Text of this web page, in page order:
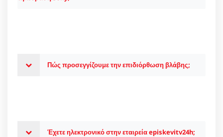
Πώς προσεγγίζουμε την επιδιόρθωση βλάβης;
Έχετε ηλεκτρονικό στην εταιρεία episkevitv24h;